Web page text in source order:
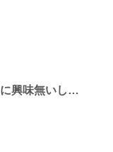
興味無いし…